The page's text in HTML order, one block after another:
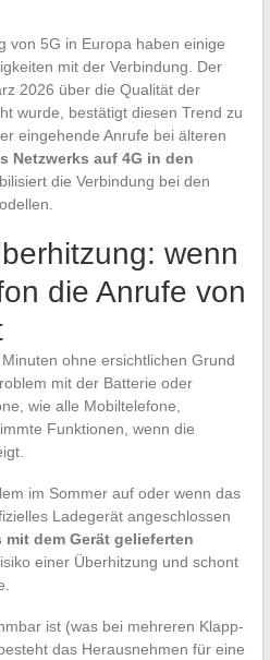
von 5G in Europa haben einige
mit der Verbindung. Der
2026 über die Qualität der
wurde, bestätigt diesen Trend zu
eingehende Anrufe bei älteren
Netzwerks auf 4G in den
die Verbindung bei den
wenn
die Anrufe von
ohne ersichtlichen Grund
mit der Batterie oder
wie alle Mobiltelefone,
Funktionen, wenn die
im Sommer auf oder wenn das
Ladegerät angeschlossen
mit dem Gerät gelieferten
einer Überhitzung und schont
ist (was bei mehreren Klapp-
das Herausnehmen für eine